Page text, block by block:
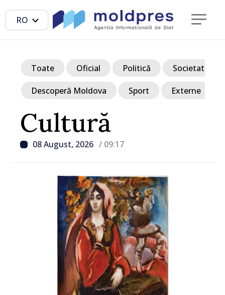
RO
Cultură
08 August, 2026 / 09:17
Toate Oficial Politică Societate
Descoperă Moldova Sport Externe